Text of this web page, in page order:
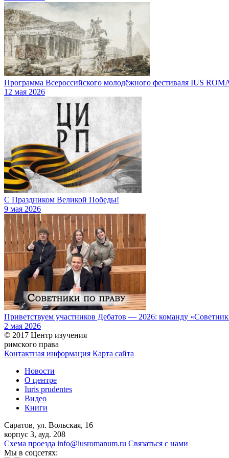
Программа Всероссийского молодёжного фестиваля IUS
12 мая 2026
С Праздником Великой Победы!
9 мая 2026
Приветствуем участников Дебатов — 2026: команду
2 мая 2026
© 2017 Центр изучения
римского права
Контактная информация Карта сайта
Новости
О центре
Iuris prudentes
Видео
Книги
Саратов, ул. Вольская, 16
корпус 3, ауд. 208
Схема проезда info@iusromanum.ru Связаться с нами
Мы в соцсетях: